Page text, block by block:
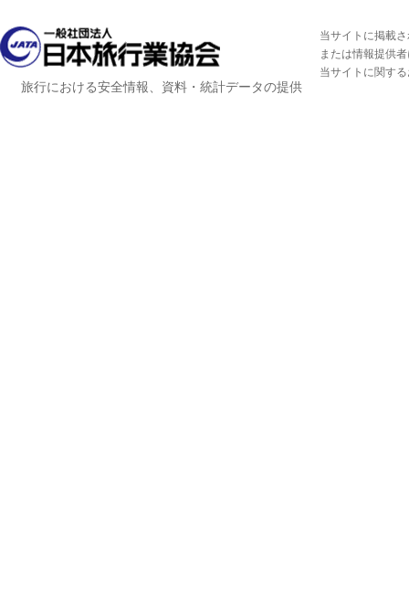
旅行における安全情報、資料・統計データの提供
当サイトに掲載
または情報提供
当サイトに関す